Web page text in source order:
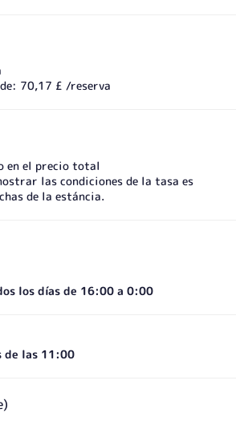
70,17 £ /reserva
en el precio total
las condiciones de la tasa es
de la estáncia.
los días de 16:00 a 0:00
de las 11:00